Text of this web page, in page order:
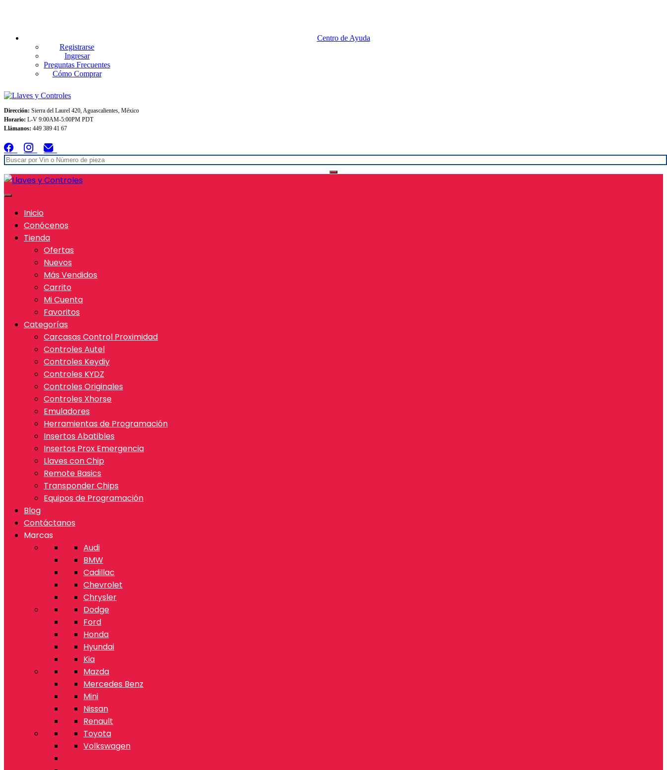
Centro de Ayuda
Registrarse
Ingresar
Preguntas Frecuentes
Cómo Comprar
Dirección: Sierra del Laurel 420, Aguascalientes, México
Horario: L-V 9:00AM-5:00PM PDT
Llámanos: 449 389 41 67
Inicio
Conócenos
Tienda
Ofertas
Nuevos
Más Vendidos
Carrito
Mi Cuenta
Favoritos
Categorías
Carcasas Control Proximidad
Controles Autel
Controles Keydiy
Controles KYDZ
Controles Originales
Controles Xhorse
Emuladores
Herramientas de Programación
Insertos Abatibles
Insertos Prox Emergencia
Llaves con Chip
Remote Basics
Transponder Chips
Equipos de Programación
Blog
Contáctanos
Marcas
Audi
BMW
Cadillac
Chevrolet
Chrysler
Dodge
Ford
Honda
Hyundai
Kia
Mazda
Mercedes Benz
Mini
Nissan
Renault
Toyota
Volkswagen